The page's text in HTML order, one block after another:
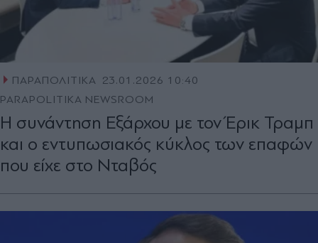
ΠΑΡΑΠΟΛΙΤΙΚΑ 23.01.2026 10:40
PARAPOLITIKA NEWSROOM
Η συνάντηση Εξάρχου με τον Έρικ Τραμπ
και ο εντυπωσιακός κύκλος των επαφών
που είχε στο Νταβός